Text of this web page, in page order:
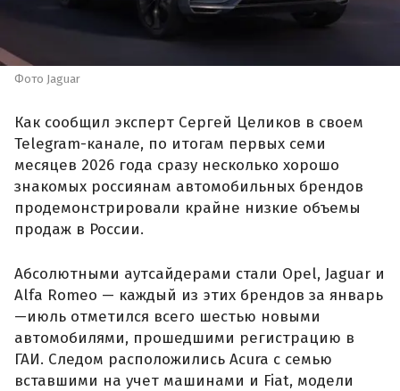
Фото Jaguar
Как сообщил эксперт Сергей Целиков в своем
Telegram-канале, по итогам первых семи
месяцев 2026 года сразу несколько хорошо
знакомых россиянам автомобильных брендов
продемонстрировали крайне низкие объемы
продаж в России.
Абсолютными аутсайдерами стали Opel, Jaguar и
Alfa Romeo — каждый из этих брендов за январь
—июль отметился всего шестью новыми
автомобилями, прошедшими регистрацию в
ГАИ. Следом расположились Acura с семью
вставшими на учет машинами и Fiat, модели